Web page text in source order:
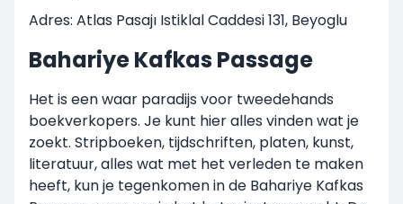
Adres: Atlas Pasajı Istiklal Caddesi 131, Beyoglu
Bahariye Kafkas Passage
Het is een waar paradijs voor tweedehands
boekverkopers. Je kunt hier alles vinden wat je
zoekt. Stripboeken, tijdschriften, platen, kunst,
literatuur, alles wat met het verleden te maken
heeft, kun je tegenkomen in de Bahariye Kafkas